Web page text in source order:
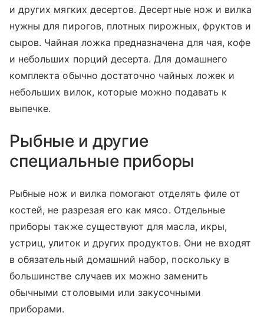
и других мягких десертов. Десертные нож и вилка
нужны для пирогов, плотных пирожных, фруктов и
сыров. Чайная ложка предназначена для чая, кофе
и небольших порций десерта. Для домашнего
комплекта обычно достаточно чайных ложек и
небольших вилок, которые можно подавать к
выпечке.
Рыбные и другие
специальные приборы
Рыбные нож и вилка помогают отделять филе от
костей, не разрезая его как мясо. Отдельные
приборы также существуют для масла, икры,
устриц, улиток и других продуктов. Они не входят
в обязательный домашний набор, поскольку в
большинстве случаев их можно заменить
обычными столовыми или закусочными
приборами.